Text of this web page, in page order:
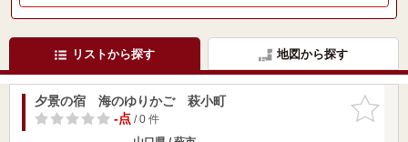
リストから探す 地図から探す
お気に入
りに追加
夕景の宿 海のゆりかご 萩小町
-点/ 0 件